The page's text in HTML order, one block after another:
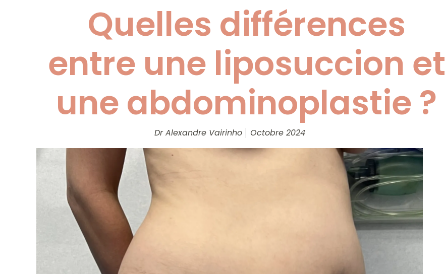
Quelles différences
entre une liposuccion et
une abdominoplastie ?
Dr Alexandre Vairinho Octobre 2024